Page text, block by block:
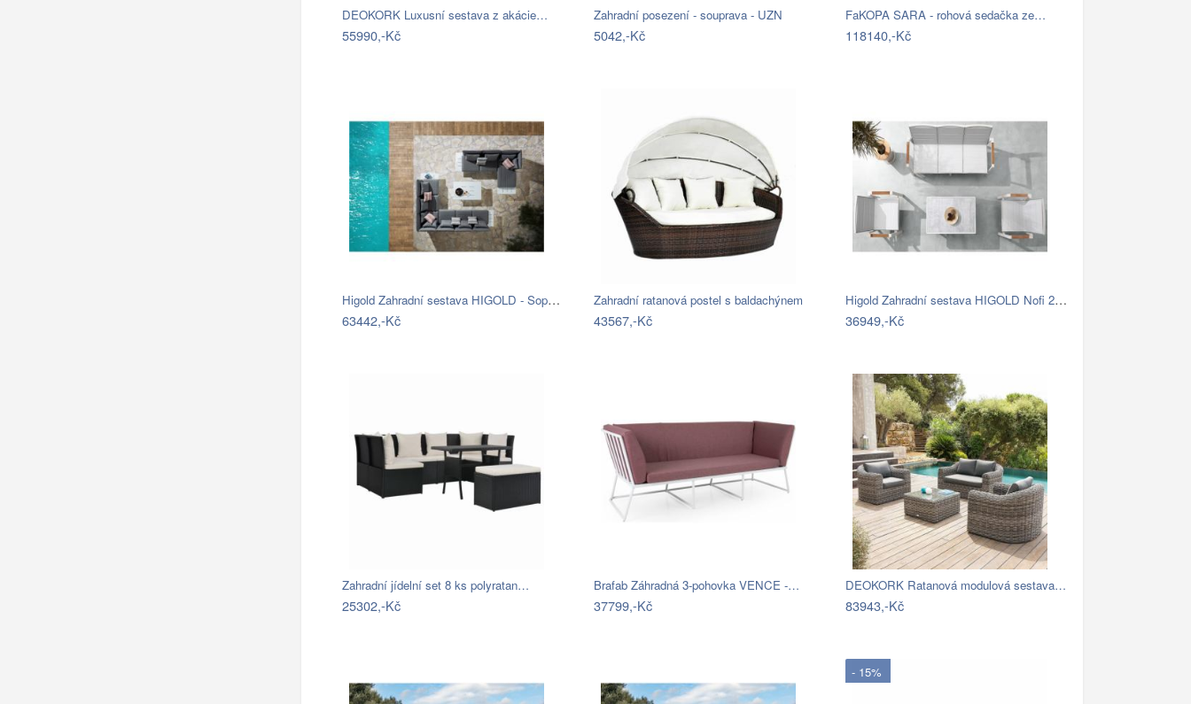
DEOKORK Luxusní sestava z akácie…
55990,-Kč
Zahradní posezení - souprava - UZN
5042,-Kč
FaKOPA SARA - rohová sedačka ze…
118140,-Kč
Higold Zahradní sestava HIGOLD - Sophia…
63442,-Kč
Zahradní ratanová postel s baldachýnem
43567,-Kč
Higold Zahradní sestava HIGOLD Nofi 2.0…
36949,-Kč
Zahradní jídelní set 8 ks polyratan…
25302,-Kč
Brafab Záhradná 3-pohovka VENCE -…
37799,-Kč
DEOKORK Ratanová modulová sestava…
83943,-Kč
- 15%